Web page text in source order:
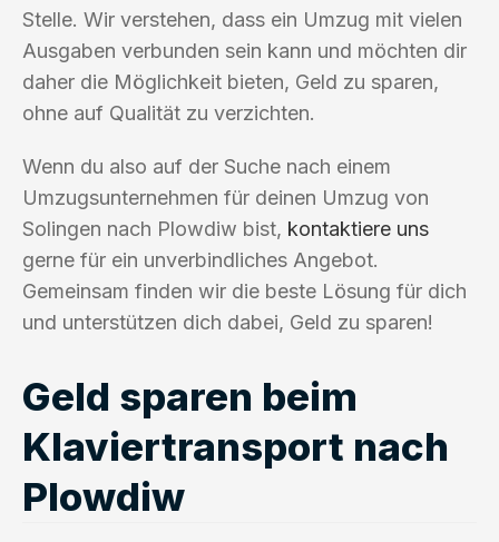
Stelle. Wir verstehen, dass ein Umzug mit vielen
Ausgaben verbunden sein kann und möchten dir
daher die Möglichkeit bieten, Geld zu sparen,
ohne auf Qualität zu verzichten.
Wenn du also auf der Suche nach einem
Umzugsunternehmen für deinen Umzug von
Solingen nach Plowdiw bist, kontaktiere uns
gerne für ein unverbindliches Angebot.
Gemeinsam finden wir die beste Lösung für dich
und unterstützen dich dabei, Geld zu sparen!
Geld sparen beim
Klaviertransport nach
Plowdiw